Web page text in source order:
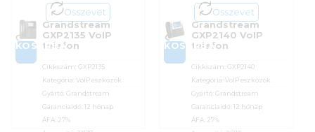
Összevet
KOSÁRBA
Grandstream
GXP2135 VoIP
telefon
Cikkszám:GXP2135
Kategória:VoIP eszközök
Gyártó:Grandstream
Garanciaidő:12 hónap
ÁFA: 27%
Összevet
KOSÁRBA
Grandstream
GXP2140 VoIP
telefon
Cikkszám: GXP2140
Kategória: VoIP eszközök
Gyártó: Grandstream
Garanciaidő: 12 hónap
ÁFA: 27%